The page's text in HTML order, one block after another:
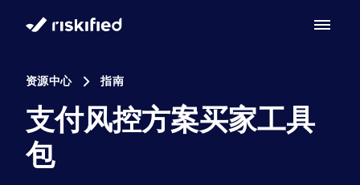
解决方案
Adaptive Checkout
客户
资源中心 指南
支付风控方案买家工具
包